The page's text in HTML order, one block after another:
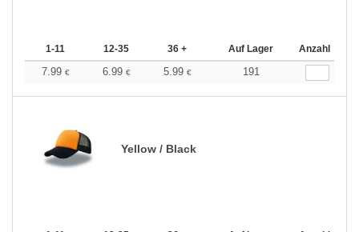
1-11 12-35 36 + Auf Lager Anzahl
7.99 € 6.99 € 5.99 € 191
Yellow / Black